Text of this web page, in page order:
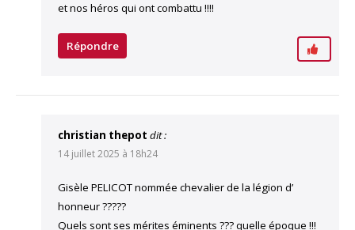
et nos héros qui ont combattu !!!!
Répondre
christian thepot dit :
14 juillet 2025 à 18h24
Gisèle PELICOT nommée chevalier de la légion d’
honneur ?????
Quels sont ses mérites éminents ??? quelle époque !!!